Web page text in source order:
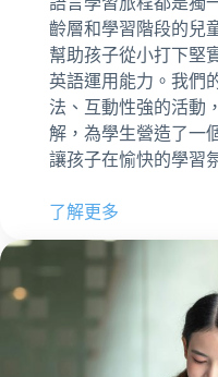
齡層和學習階段的兒
幫助孩子從小打下堅
英語運用能力。我們
法、互動性強的活動
解，為學生營造了一
讓孩子在愉快的學習
了解更多